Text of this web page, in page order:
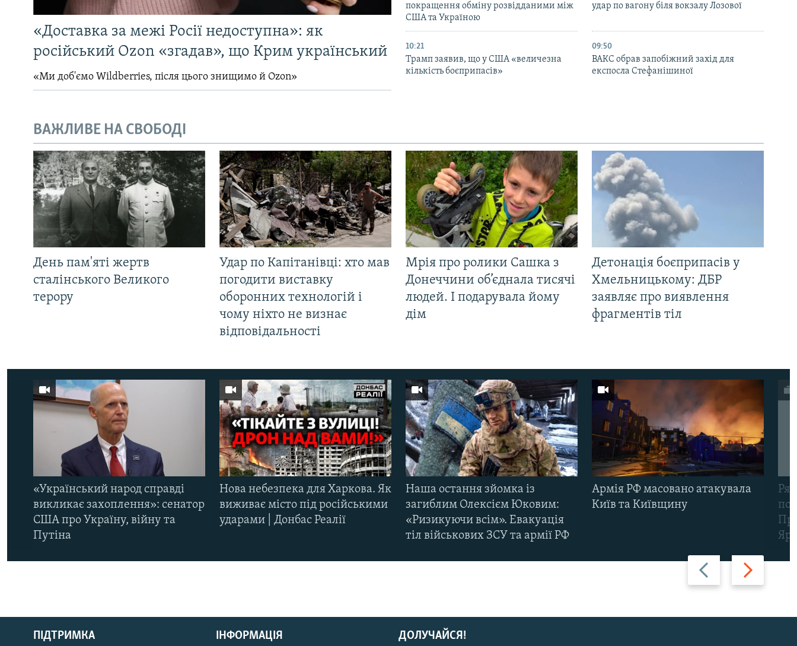
РУС
«Доставка за межі Росії недоступна»: як
російський Ozon «згадав», що Крим український
«Ми доб'ємо Wildberries, після цього знищимо й Ozon»
покращення обміну розвідданими між
США та Україною
удар по вагону біля вокзалу Лозової
10:21
Трамп заявив, що у США «величезна
кількість боєприпасів»
09:50
ВАКС обрав запобіжний захід для
експосла Стефанішиної
ВАЖЛИВЕ НА СВОБОДІ
День пам'яті жертв
сталінського Великого
терору
Удар по Капітанівці: хто мав
погодити виставку
оборонних технологій і
чому ніхто не визнає
відповідальності
Мрія про ролики Сашка з
Донеччини об’єднала тисячі
людей. І подарувала йому
дім
Детонація боєприпасів у
Хмельницькому: ДБР
заявляє про виявлення
фрагментів тіл
Назад Вперед
«Український народ справді
викликає захоплення»: сенатор
США про Україну, війну та
Путіна
Нова небезпека для Харкова. Як
виживає місто під російськими
ударами | Донбас Реалії
Наша остання зйомка із
загиблим Олексієм Юковим:
«Ризикуючи всім». Евакуація
тіл військових ЗСУ та армії РФ
Армія РФ масовано атакувала
Київ та Київщину
ДОЛУЧАЙСЯ!
ПІДТРИМКА ІНФОРМАЦІЯ